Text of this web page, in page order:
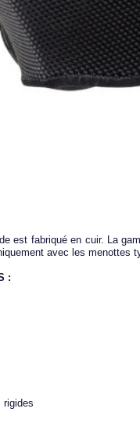
est fabriqué en cuir. La
avec les menottes
:
rigides